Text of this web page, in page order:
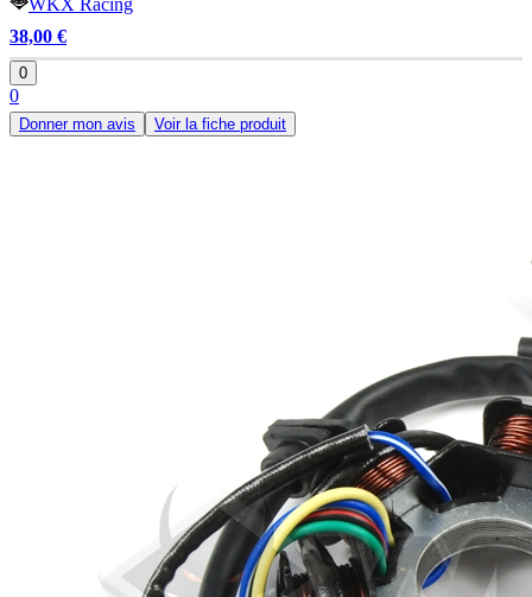
38,00 €
0
0
Donner mon avis Voir la fiche produit